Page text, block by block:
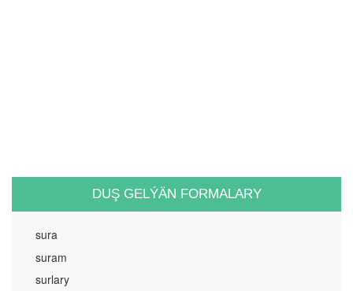
DUŞ GELÝÄN FORMALARY
sura
suram
surlary